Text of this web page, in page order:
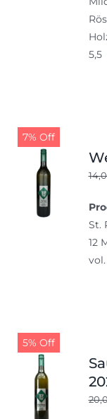
5,5
7% Off
St.
12
5% Off